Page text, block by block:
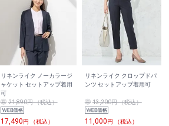
リネンライク ノーカラージ
ャケット セットアップ着用
可
21,890円 （税込）
17,490円 （税込）
リネンライク クロップドパ
ンツ セットアップ着用可
13,200円 （税込）
11,000円 （税込）